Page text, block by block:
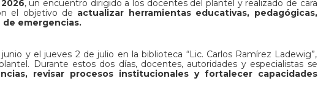
, un encuentro dirigido a los docentes del plantel y realizado de cara
el objetivo de actualizar herramientas educativas, pedagógicas,
emergencias.
y el jueves 2 de julio en la biblioteca “Lic. Carlos Ramírez Ladewig”,
Durante estos dos días, docentes, autoridades y especialistas se
revisar procesos institucionales y fortalecer capacidades